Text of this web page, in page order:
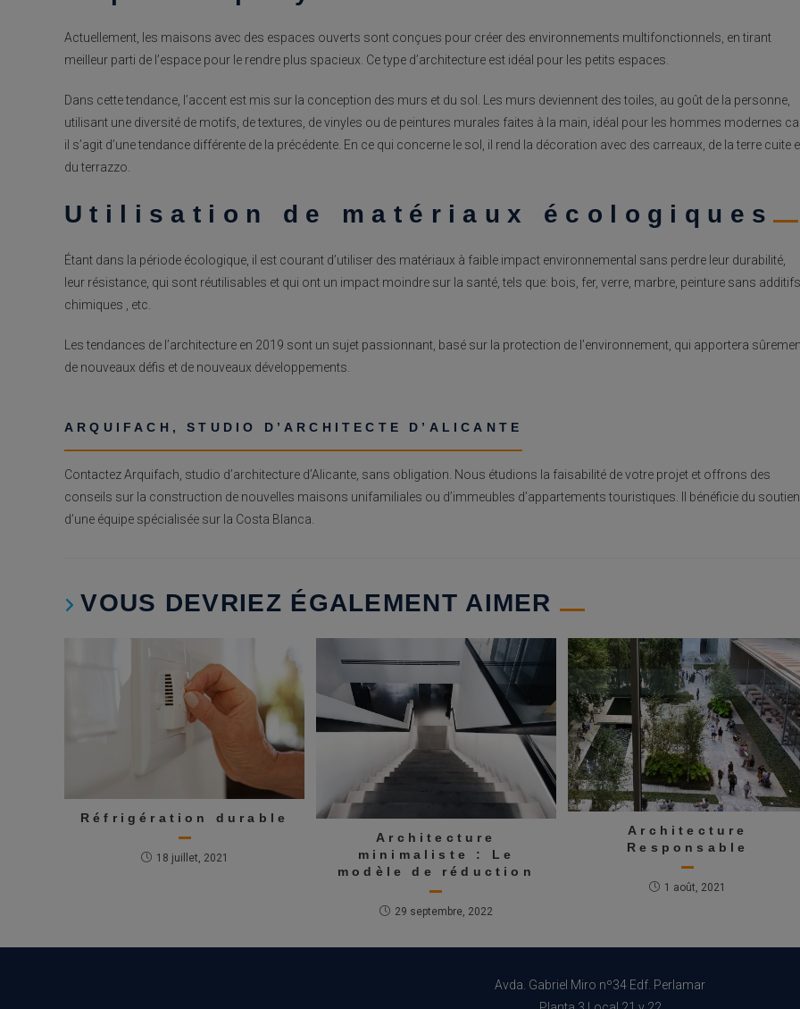
Actuellement, les maisons avec des espaces ouverts sont conçues pour créer des environnements multifonctionnels, en tirant
meilleur parti de l’espace pour le rendre plus spacieux. Ce type d’architecture est idéal pour les petits espaces.
Dans cette tendance, l’accent est mis sur la conception des murs et du sol. Les murs deviennent des toiles, au goût de la personne,
utilisant une diversité de motifs, de textures, de vinyles ou de peintures murales faites à la main, idéal pour les hommes modernes
il s’agit d’une tendance différente de la précédente. En ce qui concerne le sol, il rend la décoration avec des carreaux, de la terre cuite
du terrazzo.
Utilisation de matériaux écologiques
Étant dans la période écologique, il est courant d’utiliser des matériaux à faible impact environnemental sans perdre leur durabilité,
leur résistance, qui sont réutilisables et qui ont un impact moindre sur la santé, tels que: bois, fer, verre, marbre, peinture sans additifs
chimiques , etc.
Les tendances de l’architecture en 2019 sont un sujet passionnant, basé sur la protection de l’environnement, qui apportera
de nouveaux défis et de nouveaux développements.
ARQUIFACH, STUDIO D’ARCHITECTE D’ALICANTE
Contactez Arquifach, studio d’architecture d’Alicante, sans obligation. Nous étudions la faisabilité de votre projet et offrons des
conseils sur la construction de nouvelles maisons unifamiliales ou d’immeubles d’appartements touristiques. Il bénéficie du soutien
d’une équipe spécialisée sur la Costa Blanca.
VOUS DEVRIEZ ÉGALEMENT AIMER
Réfrigération durable
18 juillet, 2021
Architecture
minimaliste : Le
modèle de réduction
29 septembre, 2022
Architecture
Responsable
1 août, 2021
Avda. Gabriel Miro nº34 Edf. Perlamar